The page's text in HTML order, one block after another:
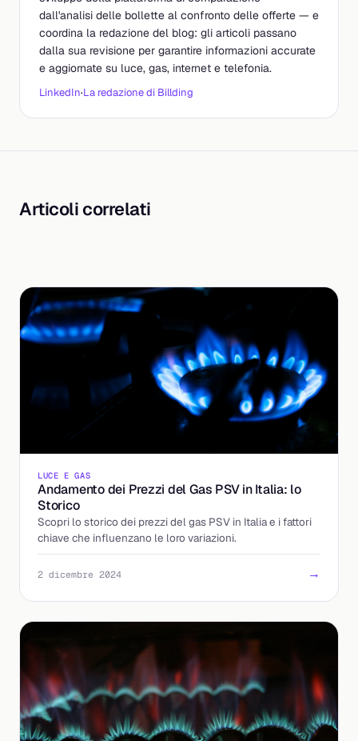
dall'analisi delle bollette al confronto delle offerte — e
coordina la redazione del blog: gli articoli passano
dalla sua revisione per garantire informazioni accurate
e aggiornate su luce, gas, internet e telefonia.
LinkedIn·La redazione di Billding
Articoli correlati
LUCE E GAS
Andamento dei Prezzi del Gas PSV in Italia: lo
Storico
Scopri lo storico dei prezzi del gas PSV in Italia e i fattori
chiave che influenzano le loro variazioni.
2 dicembre 2024 →